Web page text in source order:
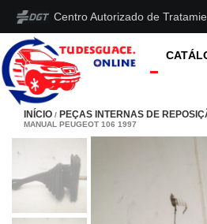
Centro Autorizado de
INÍCIO / PEÇAS INTERNAS DE
MANUAL PEUGEOT 106 1997